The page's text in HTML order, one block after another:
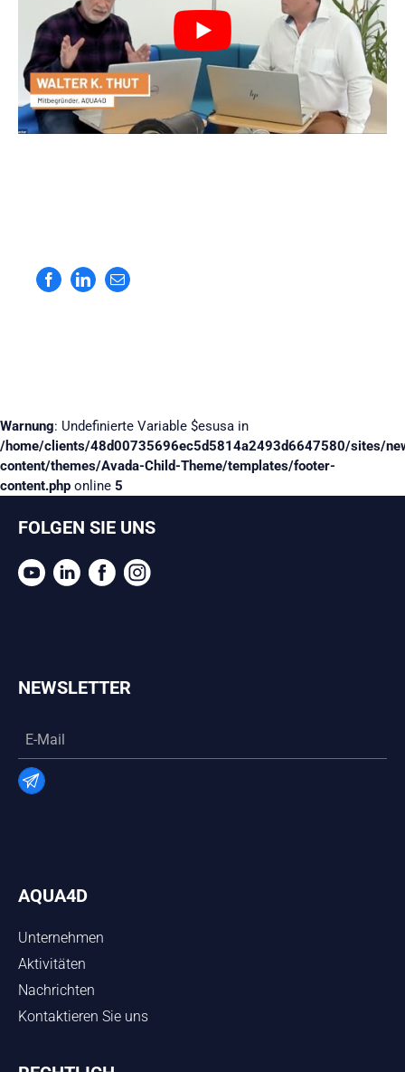
Facebook
LinkedIn
E-
Mail
Warnung: Undefinierte Variable $esusa in
/home/clients/48d00735696ec5d5814a2493d6647580/sites/
content/themes/Avada-Child-Theme/templates/footer-
content.php online 5
FOLGEN SIE UNS
NEWSLETTER
AQUA4D
Unternehmen
Aktivitäten
Nachrichten
Kontaktieren Sie uns